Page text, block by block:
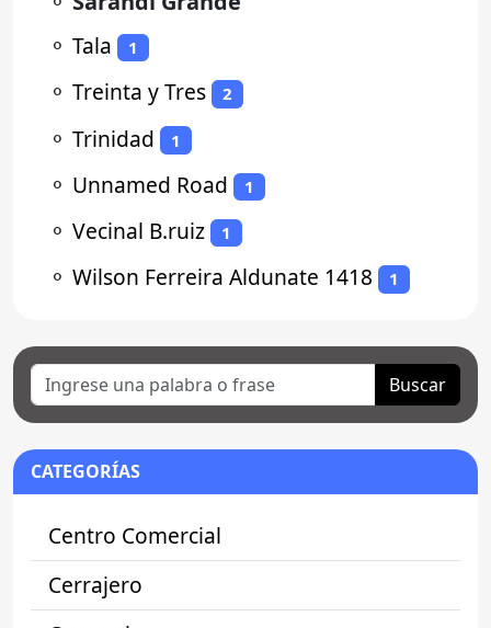
⚬ Tala 1
⚬ Treinta y Tres 2
⚬ Trinidad 1
⚬ Unnamed Road 1
⚬ Vecinal B.ruiz 1
⚬ Wilson Ferreira Aldunate 1418 1
Buscar
CATEGORÍAS
Centro Comercial
Cerrajero